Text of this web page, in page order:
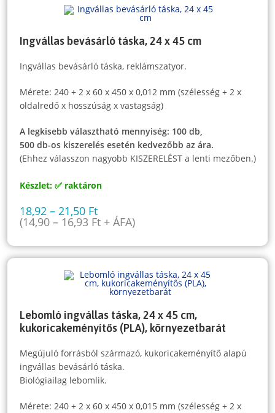
Ingvállas bevásárló táska, 24 x 45 cm
Ingvállas bevásárló táska, reklámszatyor.
Mérete: 240 + 2 x 60 x 450 x 0,012 mm (szélesség + 2 x
oldalredő x hosszúság x vastagság)
A legkisebb választható mennyiség: 100 db,
500 db-os kiszerelés esetén kedvezőbb az ára.
(Ehhez válasszon nagyobb KISZERELÉST a lenti mezőben.)
Készlet: ✅ raktáron
18,92–21,50 Ft
(14,90– 16,93 Ft + ÁFA)
Lebomló ingvállas táska, 24 x 45 cm,
kukoricakeményítős (PLA), környezetbarát
Megújuló forrásból származó, kukoricakeményítő alapú
ingvállas bevásárló táska.
Biológiailag lebomlik.
Mérete: 240 + 2 x 60 x 450 x 0,015 mm (szélesség + 2 x